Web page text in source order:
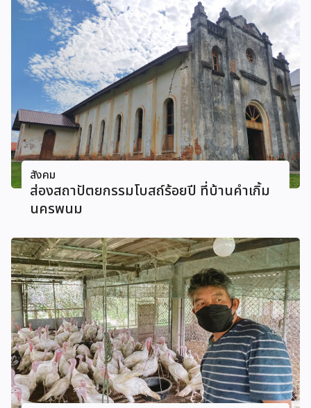
สังคม
ส่องสถาปัตยกรรมโบสถ์ร้อยปี ที่บ้านคําเกิ้ม
นครพนม